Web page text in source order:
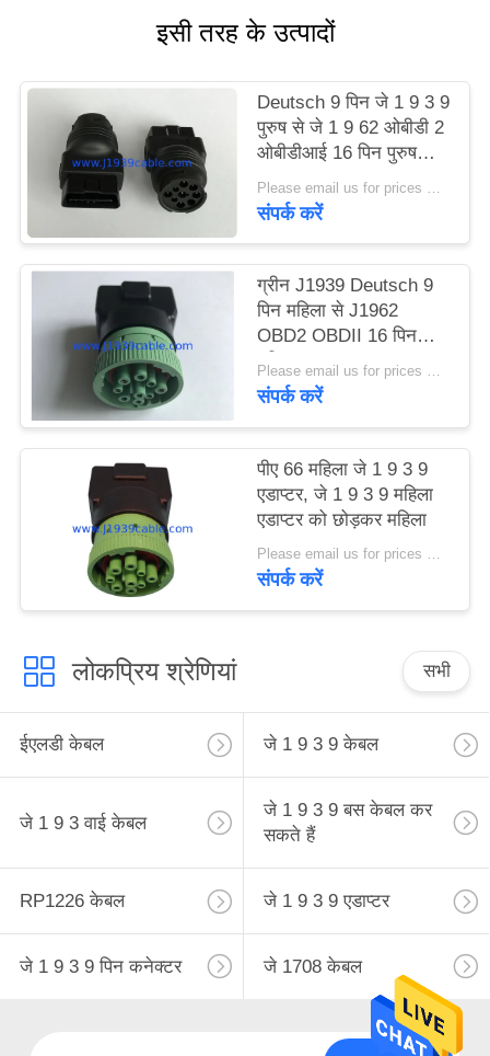
इसी तरह के उत्पादों
Deutsch 9 पिन जे 1 9 3 9
पुरुष से जे 1 9 62 ओबीडी 2
ओबीडीआई 16 पिन पुरुष
एडाप्टर
Please email us for prices MOQ:100 पीसी
संपर्क करें
ग्रीन J1939 Deutsch 9
पिन महिला से J1962
OBD2 OBDII 16 पिन
महिला एडाप्टर
Please email us for prices MOQ:100 पीसी
संपर्क करें
पीए 66 महिला जे 1 9 3 9
एडाप्टर, जे 1 9 3 9 महिला
एडाप्टर को छोड़कर महिला
Please email us for prices MOQ:100 पीसी
संपर्क करें
लोकप्रिय श्रेणियां सभी
ईएलडी केबल जे 1 9 3 9 केबल
जे 1 9 3 वाई केबल
जे 1 9 3 9 बस केबल कर
सकते हैं
RP1226 केबल जे 1 9 3 9 एडाप्टर
जे 1 9 3 9 पिन कनेक्टर जे 1708 केबल